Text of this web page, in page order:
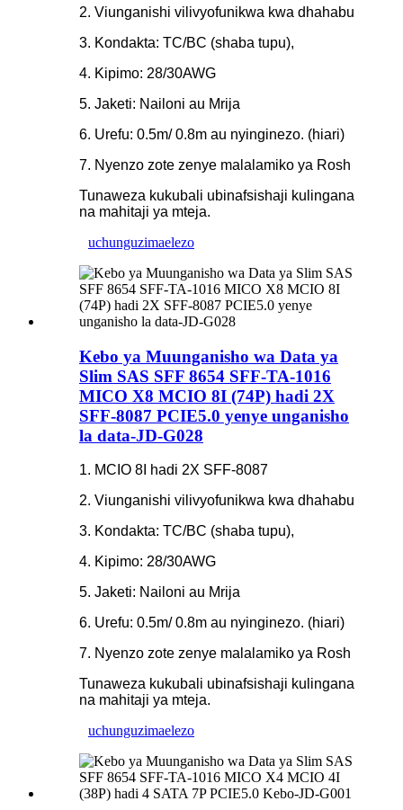
2. Viunganishi vilivyofunikwa kwa dhahabu
3. Kondakta: TC/BC (shaba tupu),
4. Kipimo: 28/30AWG
5. Jaketi: Nailoni au Mrija
6. Urefu: 0.5m/ 0.8m au nyinginezo. (hiari)
7. Nyenzo zote zenye malalamiko ya Rosh
Tunaweza kukubali ubinafsishaji kulingana
na mahitaji ya mteja.
uchunguzimaelezo
Kebo ya Muunganisho wa Data ya
Slim SAS SFF 8654 SFF-TA-1016
MICO X8 MCIO 8I (74P) hadi 2X
SFF-8087 PCIE5.0 yenye unganisho
la data-JD-G028
1. MCIO 8I hadi 2X SFF-8087
2. Viunganishi vilivyofunikwa kwa dhahabu
3. Kondakta: TC/BC (shaba tupu),
4. Kipimo: 28/30AWG
5. Jaketi: Nailoni au Mrija
6. Urefu: 0.5m/ 0.8m au nyinginezo. (hiari)
7. Nyenzo zote zenye malalamiko ya Rosh
Tunaweza kukubali ubinafsishaji kulingana
na mahitaji ya mteja.
uchunguzimaelezo